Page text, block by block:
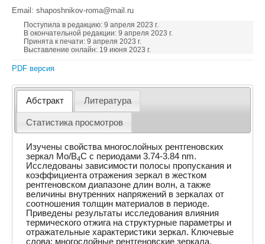
Email: shaposhnikov-roma@mail.ru
Поступила в редакцию: 9 апреля 2023 г.
В окончательной редакции: 9 апреля 2023 г.
Принята к печати: 9 апреля 2023 г.
Выставление онлайн: 19 июня 2023 г.
PDF версия
Абстракт Литература
Статистика просмотров
Изучены свойства многослойных рентгеновских
зеркал Mo/B4C с периодами 3.74-3.84 nm.
Исследованы зависимости полосы пропускания и
коэффициента отражения зеркал в жестком
рентгеновском диапазоне длин волн, а также
величины внутренних напряжений в зеркалах от
соотношения толщин материалов в периоде.
Приведены результаты исследования влияния
термического отжига на структурные параметры и
отражательные характеристики зеркал. Ключевые
слова: многослойные рентгеновские зеркала,